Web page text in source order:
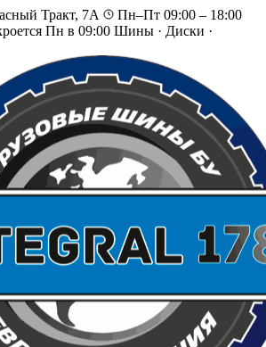
Тракт, 7А
Пн–Пт 09:00 – 18:00
Пн в 09:00 Шины · Диски ·